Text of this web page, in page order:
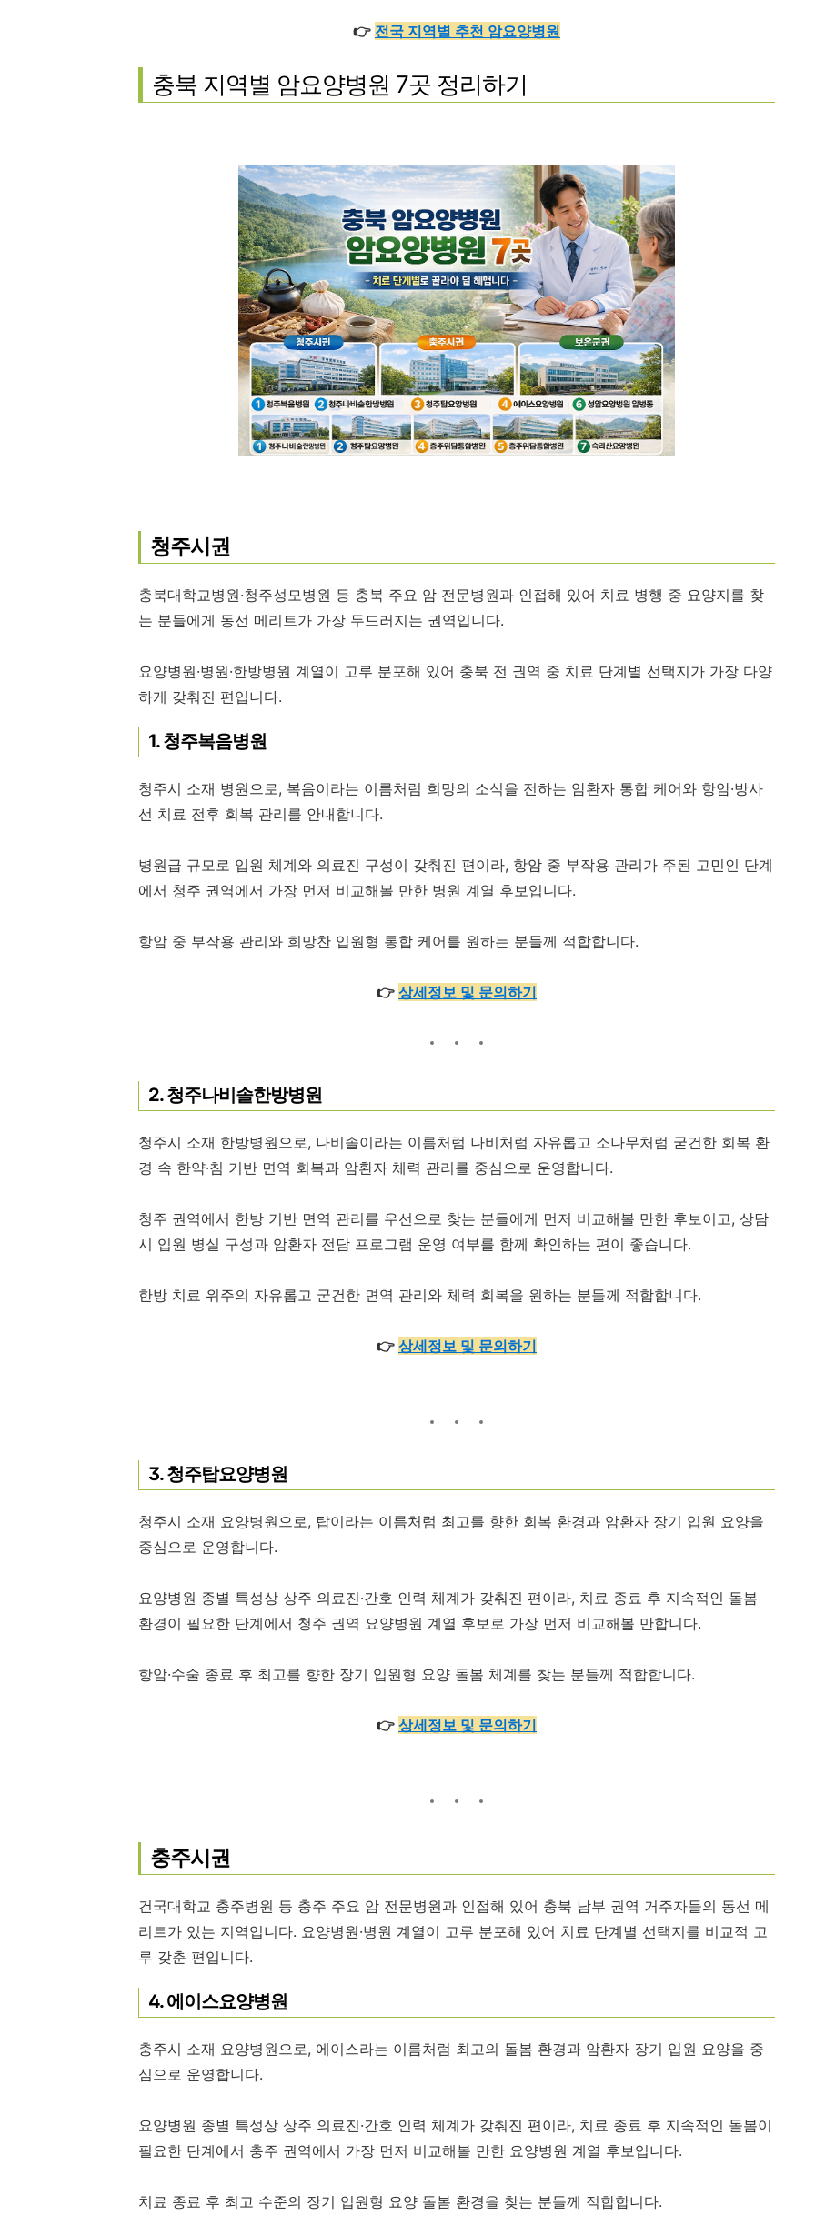
👉 전국 지역별 추천 암요양병원
충북 지역별 암요양병원 7곳 정리하기
청주시권
충북대학교병원·청주성모병원 등 충북 주요 암 전문병원과 인접해 있어 치료 병행 중 요양지를 찾
는 분들에게 동선 메리트가 가장 두드러지는 권역입니다.
요양병원·병원·한방병원 계열이 고루 분포해 있어 충북 전 권역 중 치료 단계별 선택지가 가장 다양
하게 갖춰진 편입니다.
1. 청주복음병원
청주시 소재 병원으로, 복음이라는 이름처럼 희망의 소식을 전하는 암환자 통합 케어와 항암·방사
선 치료 전후 회복 관리를 안내합니다.
병원급 규모로 입원 체계와 의료진 구성이 갖춰진 편이라, 항암 중 부작용 관리가 주된 고민인 단계
에서 청주 권역에서 가장 먼저 비교해볼 만한 병원 계열 후보입니다.
항암 중 부작용 관리와 희망찬 입원형 통합 케어를 원하는 분들께 적합합니다.
👉 상세정보 및 문의하기
2. 청주나비솔한방병원
청주시 소재 한방병원으로, 나비솔이라는 이름처럼 나비처럼 자유롭고 소나무처럼 굳건한 회복 환
경 속 한약·침 기반 면역 회복과 암환자 체력 관리를 중심으로 운영합니다.
청주 권역에서 한방 기반 면역 관리를 우선으로 찾는 분들에게 먼저 비교해볼 만한 후보이고, 상담
시 입원 병실 구성과 암환자 전담 프로그램 운영 여부를 함께 확인하는 편이 좋습니다.
한방 치료 위주의 자유롭고 굳건한 면역 관리와 체력 회복을 원하는 분들께 적합합니다.
👉 상세정보 및 문의하기
3. 청주탑요양병원
청주시 소재 요양병원으로, 탑이라는 이름처럼 최고를 향한 회복 환경과 암환자 장기 입원 요양을
중심으로 운영합니다.
요양병원 종별 특성상 상주 의료진·간호 인력 체계가 갖춰진 편이라, 치료 종료 후 지속적인 돌봄
환경이 필요한 단계에서 청주 권역 요양병원 계열 후보로 가장 먼저 비교해볼 만합니다.
항암·수술 종료 후 최고를 향한 장기 입원형 요양 돌봄 체계를 찾는 분들께 적합합니다.
👉 상세정보 및 문의하기
충주시권
건국대학교 충주병원 등 충주 주요 암 전문병원과 인접해 있어 충북 남부 권역 거주자들의 동선 메
리트가 있는 지역입니다. 요양병원·병원 계열이 고루 분포해 있어 치료 단계별 선택지를 비교적 고
루 갖춘 편입니다.
4. 에이스요양병원
충주시 소재 요양병원으로, 에이스라는 이름처럼 최고의 돌봄 환경과 암환자 장기 입원 요양을 중
심으로 운영합니다.
요양병원 종별 특성상 상주 의료진·간호 인력 체계가 갖춰진 편이라, 치료 종료 후 지속적인 돌봄이
필요한 단계에서 충주 권역에서 가장 먼저 비교해볼 만한 요양병원 계열 후보입니다.
치료 종료 후 최고 수준의 장기 입원형 요양 돌봄 환경을 찾는 분들께 적합합니다.